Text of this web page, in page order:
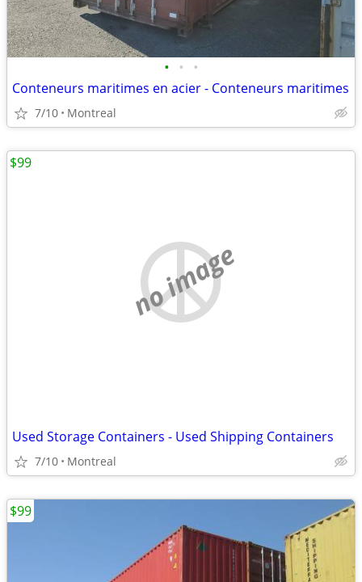
• • •
Conteneurs maritimes en acier - Conteneurs maritimes
7/10 Montreal
no image
Used Storage Containers - Used Shipping Containers
7/10 Montreal
$99
$99